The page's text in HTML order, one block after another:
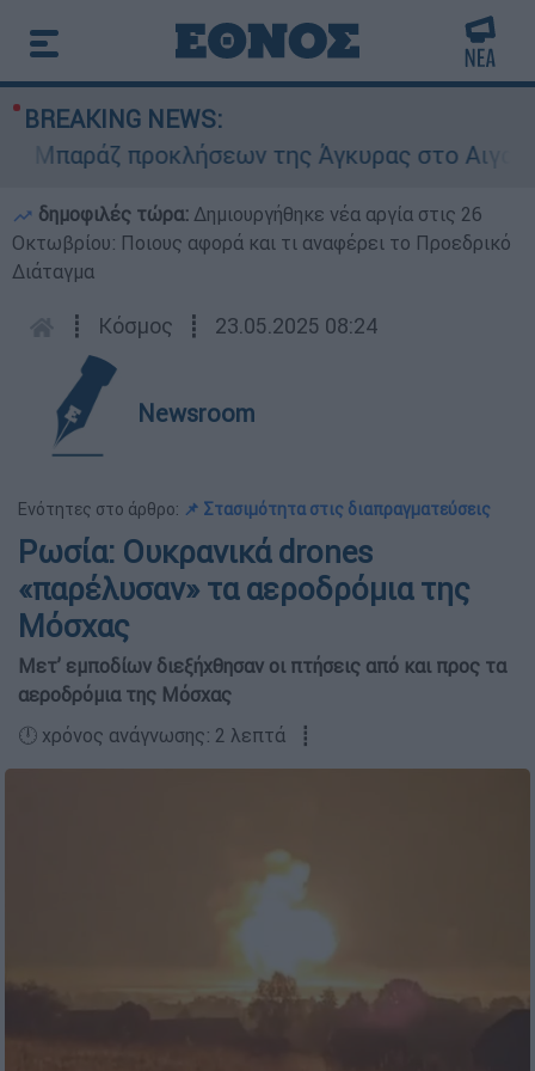
BREAKING NEWS:
προκλήσεων της Άγκυρας στο Αιγαίο:
δημοφιλές τώρα: Δημιουργήθηκε νέα αργία στις 26
Οκτωβρίου: Ποιους αφορά και τι αναφέρει το Προεδρικό
Διάταγμα
┋ Κόσμος ┋ 23.05.2025 08:24
Newsroom
Ενότητες στο άρθρο: 📌 Στασιμότητα στις διαπραγματεύσεις
Ρωσία: Ουκρανικά drones
«παρέλυσαν» τα αεροδρόμια της
Μόσχας
Μετ’ εμποδίων διεξήχθησαν οι πτήσεις από και προς τα
αεροδρόμια της Μόσχας
🕛 χρόνος ανάγνωσης: 2 λεπτά ┋